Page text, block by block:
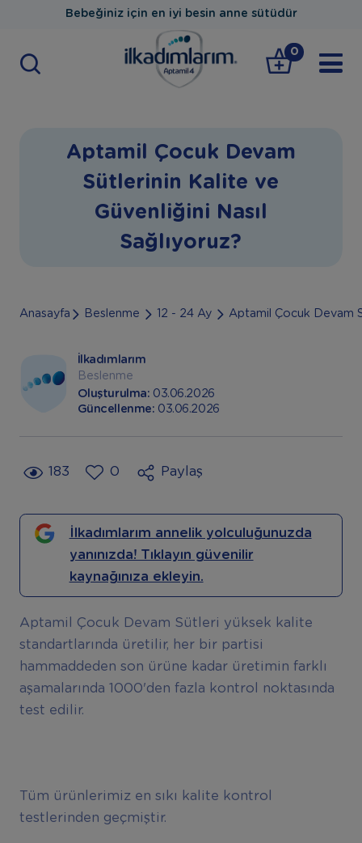
Bebeğiniz için en iyi besin anne sütüdür
0
Aptamil Çocuk Devam
Sütlerinin Kalite ve
Güvenliğini Nasıl
Sağlıyoruz?
Anasayfa Beslenme 12 - 24 Ay Aptamil Çocuk Devam
İlkadımlarım
Beslenme
Oluşturulma: 03.06.2026
Güncellenme: 03.06.2026
183 0 Paylaş
İlkadımlarım annelik yolculuğunuzda
yanınızda! Tıklayın güvenilir
kaynağınıza ekleyin.
Aptamil Çocuk Devam Sütleri yüksek kalite
standartlarında üretilir, her bir partisi
hammaddeden son ürüne kadar üretimin farklı
aşamalarında 1000'den fazla kontrol noktasında
test edilir.
Tüm ürünlerimiz en sıkı kalite kontrol
testlerinden geçmiştir.